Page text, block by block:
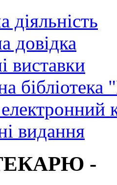
діяльність
довідка
виставки
видання
-